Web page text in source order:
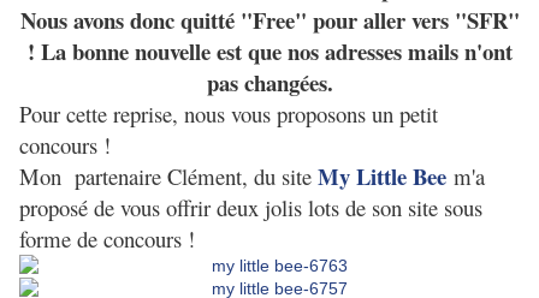
Nous avons donc quitté "Free" pour aller vers "SFR"
! La bonne nouvelle est que nos adresses mails n'ont
pas changées.
Pour cette reprise, nous vous proposons un petit
concours !
Mon partenaire Clément, du site My Little Bee m'a
proposé de vous offrir deux jolis lots de son site sous
forme de concours !